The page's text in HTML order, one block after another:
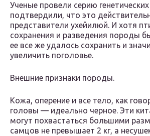
Ученые провели серию генетических
подтвердили, что это
представители ухейилюй. И хотя
сохранения и разведения породы
ее все же удалось сохранить и
увеличить поголовье.
Внешние признаки породы.
Кожа, оперение и все тело, как
головы — идеально черное. Эти
могут похвастаться большими
самцов не превышает 2 кг, а